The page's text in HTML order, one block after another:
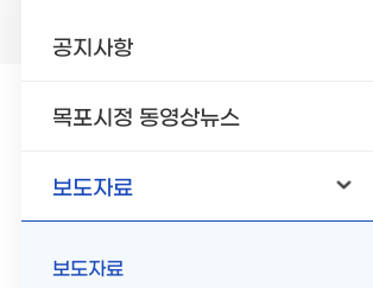
공지사항
목포시정 동영상뉴스
보도자료
보도자료